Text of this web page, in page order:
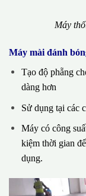
Máy
Máy mài đánh
Tạo độ phẵng
dàng hơn
Sử dụng tại các
Máy có công
kiệm thời gian
dụng.